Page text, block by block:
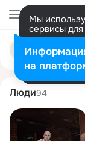
Мы
сервисы для
настроить
Разрешить
Поиск
людям
renat idrisov
Люди94
на